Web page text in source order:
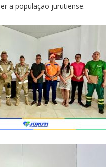
a população jurutiense.